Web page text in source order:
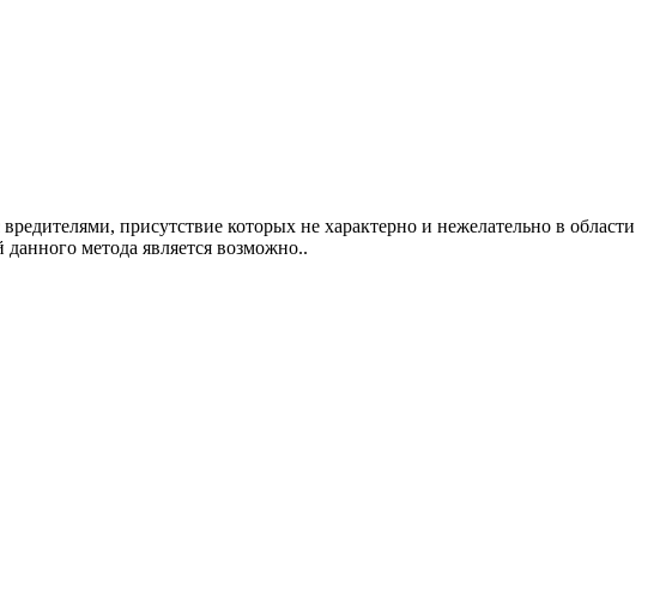
присутствие которых не характерно и нежелательно в области
метода является возможно..